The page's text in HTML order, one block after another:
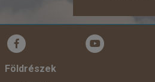
Bőröndbe
Földrészek